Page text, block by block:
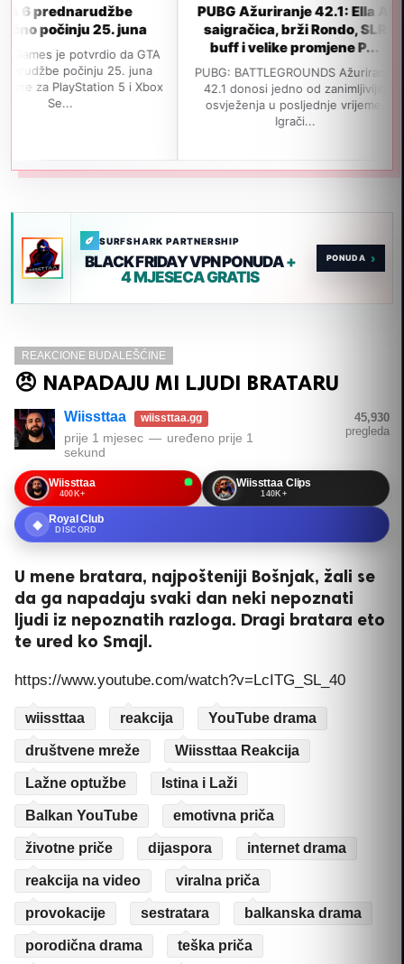
25. juna
da GTA
25. juna
5 i Xbox
PUBG Ažuriranje 42.1: Ella AI
saigračica, brži Rondo, SLR
buff i velike promjene P...
PUBG: BATTLEGROUNDS Ažuriranje
42.1 donosi jedno od zanimljivijih
osvježenja u posljednje vrijeme.
GTA 6
Navodno
izađe 19.
jedan
SURFSHARK PARTNERSHIP
BLACK FRIDAY VPN PONUDA+
4 MJESECA GRATIS
›
REAKCIONE BUDALEŠĆINE
😠 NAPADAJU MI LJUDI BRATARU
Wiissttaa wiissttaa.gg
prije 1 mjesec — uređeno prije 1
sekund
45,930
pregleda
Wiissttaa
400K+
Wiissttaa Clips
140K+
◆ Royal Club
DISCORD
U mene bratara, najpošteniji Bošnjak, žali se
da ga napadaju svaki dan neki nepoznati
ljudi iz nepoznatih razloga. Dragi bratara eto
te ured ko Smajl.
https://www.youtube.com/watch?v=LcITG_SL_40
wiissttaa reakcija YouTube drama
društvene mreže Wiissttaa Reakcija
Lažne optužbe Istina i Laži
Balkan YouTube emotivna priča
životne priče dijaspora internet drama
reakcija na video viralna priča
provokacije sestratara balkanska drama
porodična drama teška priča